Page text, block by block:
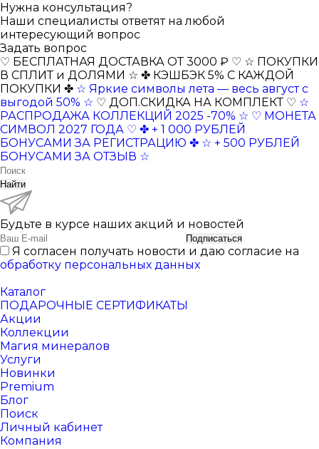
Нужна консультация?
Наши специалисты ответят на любой
интересующий вопрос
Задать вопрос
♡ БЕСПЛАТНАЯ ДОСТАВКА ОТ 3000 ₽ ♡ ☆ ПОКУПКИ
В СПЛИТ и ДОЛЯМИ ☆ ✤ КЭШБЭК 5% С КАЖДОЙ
ПОКУПКИ ✤ ☆ Яркие символы лета — весь август с
выгодой 50% ☆ ♡ ДОП.СКИДКА НА КОМПЛЕКТ ♡ ☆
РАСПРОДАЖА КОЛЛЕКЦИЙ 2025 -70% ☆ ♡ МОНЕТА
СИМВОЛ 2027 ГОДА ♡ ✤ + 1 000 РУБЛЕЙ
БОНУСАМИ ЗА РЕГИСТРАЦИЮ ✤ ☆ + 500 РУБЛЕЙ
БОНУСАМИ ЗА ОТЗЫВ ☆
Найти
Будьте в курсе наших акций и новостей
Подписаться
Я согласен получать новости и даю согласие на
обработку персональных данных
Каталог
ПОДАРОЧНЫЕ СЕРТИФИКАТЫ
Акции
Коллекции
Магия минералов
Услуги
Новинки
Premium
Блог
Поиск
Личный кабинет
Компания